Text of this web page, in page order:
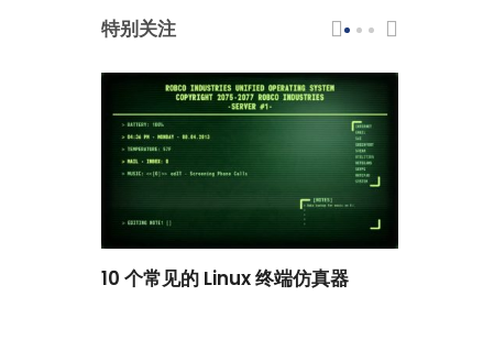
特别关注
10 个常见的 Linux 终端仿真器